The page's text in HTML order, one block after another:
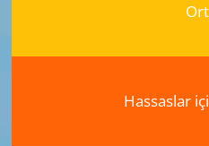
Hassaslar